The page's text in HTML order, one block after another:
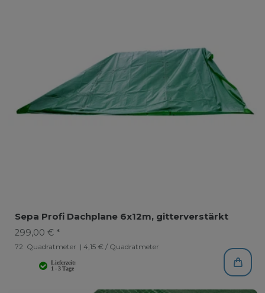
Sepa Profi Dachplane 6x12m, gitterverstärkt
299,00 € *
72 Quadratmeter | 4,15 € / Quadratmeter